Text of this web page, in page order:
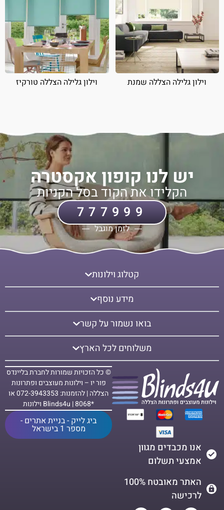
וילון גלילה הצללה שמנת וילון גלילה הצללה טורקיז
יש לנו קופון אקסטרה
הקלידו את הקוד בסל הקניות
777999
לזמן מוגבל
אנו מכבדים מגוון
אמצעי תשלום
האתר מאובטח 100%
לרכישה
© כל הזכויות שמורות לחברת בליינדס
פור יו – וילונות מעוצבים ופתרונות
הצללה | להזמנות: 072-3943353 או
*8068 | Blinds4u וילונות
ביג לייק - בניית אתרים -
מספר 1 בישראל
קטלוג וילונות
מידע נוסף
בואו נשמור על קשר
משלוחים לכל הארץ